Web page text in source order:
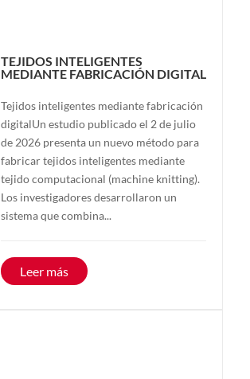
TEJIDOS INTELIGENTES
MEDIANTE FABRICACIÓN DIGITAL
Tejidos inteligentes mediante fabricación
digitalUn estudio publicado el 2 de julio
de 2026 presenta un nuevo método para
fabricar tejidos inteligentes mediante
tejido computacional (machine knitting).
Los investigadores desarrollaron un
sistema que combina...
Leer más